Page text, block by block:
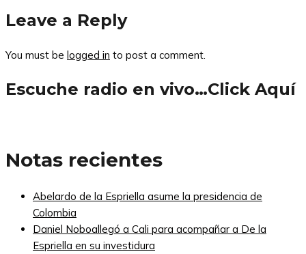
Leave a Reply
You must be logged in to post a comment.
Escuche radio en vivo…Click Aquí
Notas recientes
Abelardo de la Espriella asume la presidencia de
Colombia
Daniel Noboallegó a Cali para acompañar a De la
Espriella en su investidura